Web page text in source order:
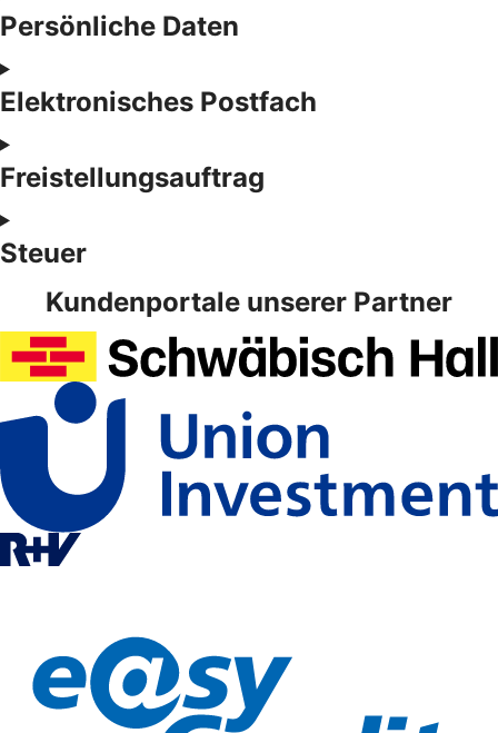
Persönliche Daten
Elektronisches Postfach
Freistellungsauftrag
Steuer
Kundenportale unserer Partner